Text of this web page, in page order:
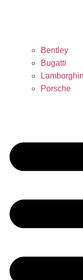
Bentley
Bugatti
Porsche